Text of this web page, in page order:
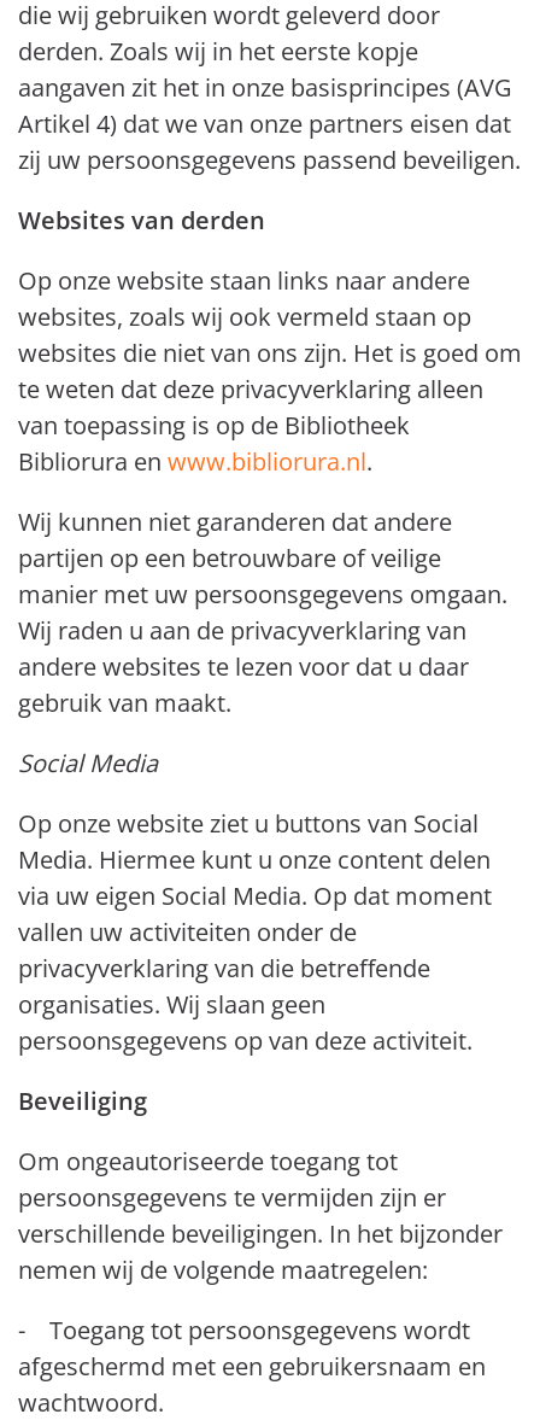
die wij gebruiken wordt geleverd door
derden. Zoals wij in het eerste kopje
aangaven zit het in onze basisprincipes (AVG
Artikel 4) dat we van onze partners eisen dat
zij uw persoonsgegevens passend beveiligen.
Websites van derden
Op onze website staan links naar andere
websites, zoals wij ook vermeld staan op
websites die niet van ons zijn. Het is goed om
te weten dat deze privacyverklaring alleen
van toepassing is op de Bibliotheek
Bibliorura en www.bibliorura.nl.
Wij kunnen niet garanderen dat andere
partijen op een betrouwbare of veilige
manier met uw persoonsgegevens omgaan.
Wij raden u aan de privacyverklaring van
andere websites te lezen voor dat u daar
gebruik van maakt.
Social Media
Op onze website ziet u buttons van Social
Media. Hiermee kunt u onze content delen
via uw eigen Social Media. Op dat moment
vallen uw activiteiten onder de
privacyverklaring van die betreffende
organisaties. Wij slaan geen
persoonsgegevens op van deze activiteit.
Beveiliging
Om ongeautoriseerde toegang tot
persoonsgegevens te vermijden zijn er
verschillende beveiligingen. In het bijzonder
nemen wij de volgende maatregelen:
- Toegang tot persoonsgegevens wordt
afgeschermd met een gebruikersnaam en
wachtwoord.